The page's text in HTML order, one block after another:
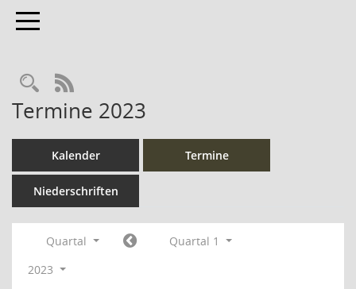
Toggle navigation
Rechercheauswahl
RSS-Feed
Termine 2023
Kalender Termine
Niederschriften
Quartal
Quartal 1
2023